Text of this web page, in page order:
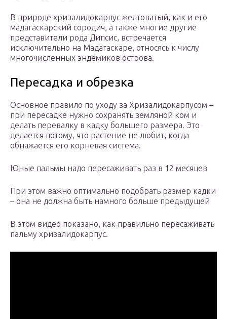
В природе хризалидокарпус желтоватый, как и его
мадагаскарский сородич, а также многие другие
представители рода Дипсис, встречается
исключительно на Мадагаскаре, относясь к числу
многочисленных эндемиков острова.
Пересадка и обрезка
Основное правило по уходу за Хризалидокарпусом –
при пересадке нужно сохранять земляной ком и
делать перевалку в кадку большего размера. Это
делается потому, что растение не любит, когда
обнажается его корневая система.
Юные пальмы надо пересаживать раз в 12 месяцев
При этом важно оптимально подобрать размер кадки
– она не должна быть намного больше предыдущей
В этом видео показано, как правильно пересаживать
пальму хризалидокарпус.